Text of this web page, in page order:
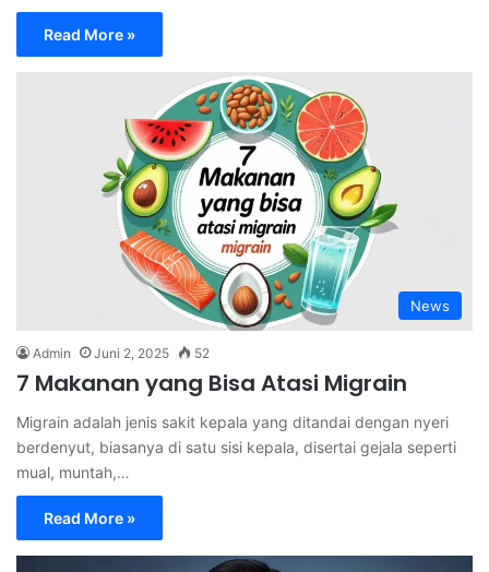
Read More »
News
Admin Juni 2, 2025 52
7 Makanan yang Bisa Atasi Migrain
Migrain adalah jenis sakit kepala yang ditandai dengan nyeri
berdenyut, biasanya di satu sisi kepala, disertai gejala seperti
mual, muntah,…
Read More »